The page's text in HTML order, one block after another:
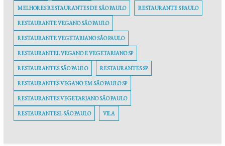
MELHORES RESTAURANTES DE SÃO PAULO RESTAURANTE S PAULO
RESTAURANTE VEGANO SÃO PAULO
RESTAURANTE VEGETARIANO SÃO PAULO
RESTAURANTEL VEGANO E VEGETARIANO SP
RESTAURANTES SÃO PAULO RESTAURANTES SP
RESTAURANTES VEGANO EM SÃO PAULO SP
RESTAURANTES VEGETARIANO SÃO PAULO
RESTAURANTESL SÃO PAULO VILA